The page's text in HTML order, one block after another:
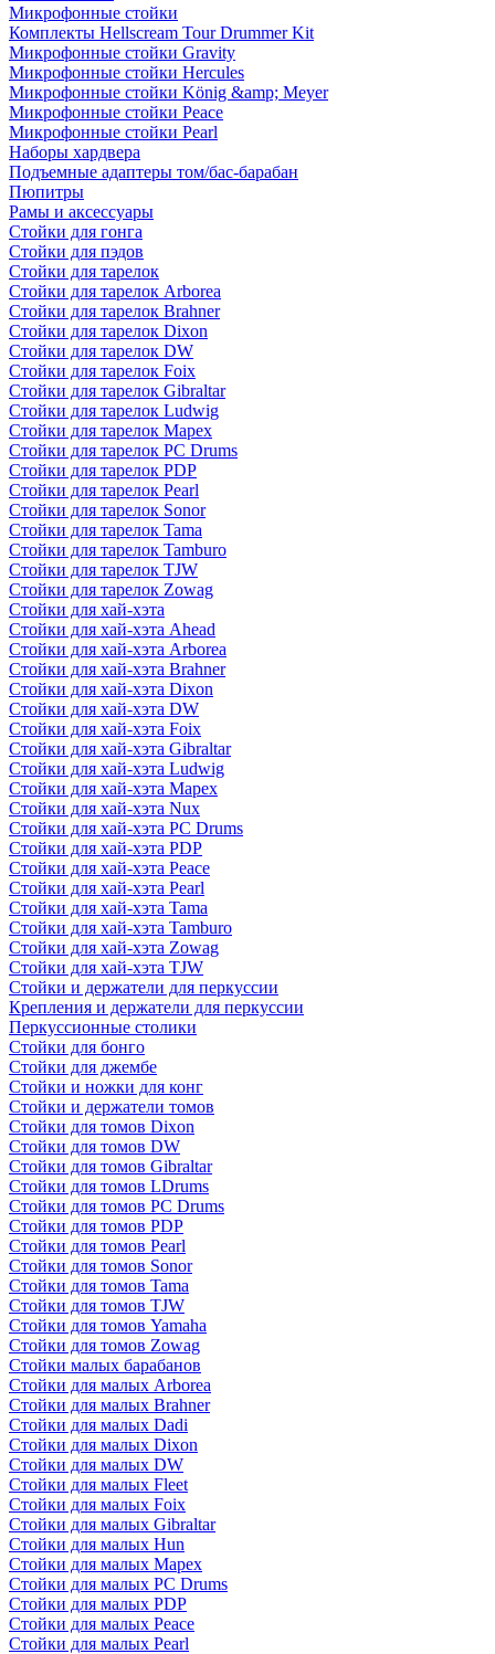
Микрофонные стойки
Комплекты Hellscream Tour Drummer Kit
Микрофонные стойки Gravity
Микрофонные стойки Hercules
Микрофонные стойки König &amp; Meyer
Микрофонные стойки Peace
Микрофонные стойки Pearl
Наборы хардвера
Подъемные адаптеры том/бас-барабан
Пюпитры
Рамы и аксессуары
Стойки для гонга
Стойки для пэдов
Стойки для тарелок
Стойки для тарелок Arborea
Стойки для тарелок Brahner
Стойки для тарелок Dixon
Стойки для тарелок DW
Стойки для тарелок Foix
Стойки для тарелок Gibraltar
Стойки для тарелок Ludwig
Стойки для тарелок Mapex
Стойки для тарелок PC Drums
Стойки для тарелок PDP
Стойки для тарелок Pearl
Стойки для тарелок Sonor
Стойки для тарелок Tama
Стойки для тарелок Tamburo
Стойки для тарелок TJW
Стойки для тарелок Zowag
Стойки для хай-хэта
Стойки для хай-хэта Ahead
Стойки для хай-хэта Arborea
Стойки для хай-хэта Brahner
Стойки для хай-хэта Dixon
Стойки для хай-хэта DW
Стойки для хай-хэта Foix
Стойки для хай-хэта Gibraltar
Стойки для хай-хэта Ludwig
Стойки для хай-хэта Mapex
Стойки для хай-хэта Nux
Стойки для хай-хэта PC Drums
Стойки для хай-хэта PDP
Стойки для хай-хэта Peace
Стойки для хай-хэта Pearl
Стойки для хай-хэта Tama
Стойки для хай-хэта Tamburo
Стойки для хай-хэта Zowag
Стойки для хай-хэта TJW
Стойки и держатели для перкуссии
Крепления и держатели для перкуссии
Перкуссионные столики
Стойки для бонго
Стойки для джембе
Стойки и ножки для конг
Стойки и держатели томов
Стойки для томов Dixon
Стойки для томов DW
Стойки для томов Gibraltar
Стойки для томов LDrums
Стойки для томов PC Drums
Стойки для томов PDP
Стойки для томов Pearl
Стойки для томов Sonor
Стойки для томов Tama
Стойки для томов TJW
Стойки для томов Yamaha
Стойки для томов Zowag
Стойки малых барабанов
Стойки для малых Arborea
Стойки для малых Brahner
Стойки для малых Dadi
Стойки для малых Dixon
Стойки для малых DW
Стойки для малых Fleet
Стойки для малых Foix
Стойки для малых Gibraltar
Стойки для малых Hun
Стойки для малых Mapex
Стойки для малых PC Drums
Стойки для малых PDP
Стойки для малых Peace
Стойки для малых Pearl